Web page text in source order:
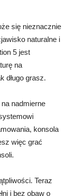
się nieznacznie
naturalne i
5 jest
na
długo grasz.
nadmierne
konsola
więc grać
Teraz
i bez obaw o